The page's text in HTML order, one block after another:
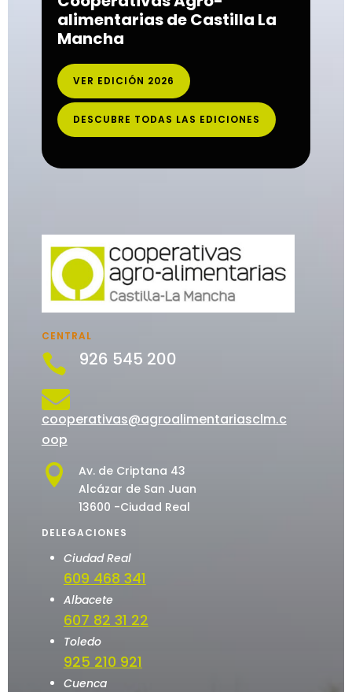
alimentarias de Castilla La
Mancha
VER EDICIÓN 2026
DESCUBRE TODAS LAS EDICIONES
CENTRAL
 926 545 200

cooperativas@agroalimentariasclm.c
oop

Av. de Criptana 43
Alcázar de San Juan
13600 -Ciudad Real
DELEGACIONES
Ciudad Real
609 468 341
Albacete
607 82 31 22
Toledo
925 210 921
Cuenca